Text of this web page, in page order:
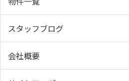
スタッフブログ
会社概要